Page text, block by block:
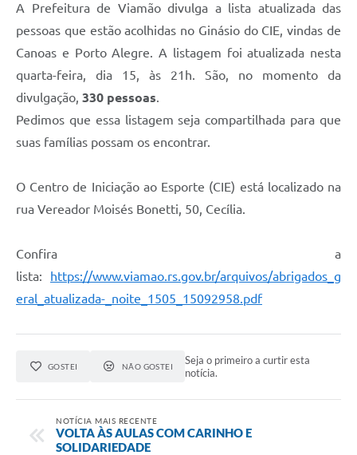
A Prefeitura de Viamão divulga a lista atualizada das
pessoas que estão acolhidas no Ginásio do CIE, vindas de
Canoas e Porto Alegre. A listagem foi atualizada nesta
quarta-feira, dia 15, às 21h. São, no momento da
divulgação, 330 pessoas.
Pedimos que essa listagem seja compartilhada para que
suas famílias possam os encontrar.
O Centro de Iniciação ao Esporte (CIE) está localizado na
rua Vereador Moisés Bonetti, 50, Cecília.
Confira a
lista: https://www.viamao.rs.gov.br/arquivos/abrigados_g
eral_atualizada-_noite_1505_15092958.pdf
GOSTEI NÃO GOSTEI
Seja o primeiro a curtir esta
notícia.
NOTÍCIA MAIS RECENTE
VOLTA ÀS AULAS COM CARINHO E
SOLIDARIEDADE